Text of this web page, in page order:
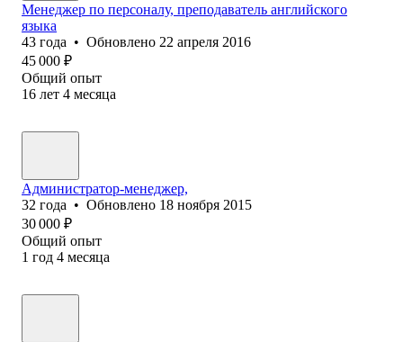
Менеджер по персоналу, преподаватель английского
языка
43 года • Обновлено 22 апреля 2016
45 000 ₽
Общий опыт
16 лет 4 месяца
Администратор-менеджер,
32 года • Обновлено 18 ноября 2015
30 000 ₽
Общий опыт
1 год 4 месяца